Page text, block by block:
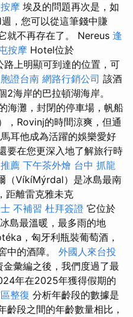
摩 埃及的問題再次是，如
，您可以從這筆錢中賺
就不再存在了。 Nereus 逢
按摩 Hotel位於
上明顯可到達的位置，可
證台南 網路行銷公司 該酒
2海岸的巴拉頓湖海岸。
海灘，封閉的停車場，帆船
，Rovinj的時間涼爽，但通
耳他成為活躍的娛樂愛好
要在您更深入地了解旅行時
薦 下午茶外燴 台中 抓龍
（VíkíMýrdal）是冰島最南
距離雷克雅未克
不補習 杜拜簽證 它位於
島最溫暖，最多雨的地
，匈牙利瓶裝葡萄酒，
中的酒障。 外國人來台投
彙編之後，我們度過了最
年在2025年獲得假期的
整復 分析年齡段的數據是
齡段之間的年齡數量相比，